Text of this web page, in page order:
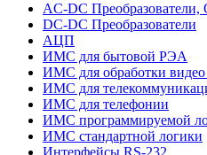
AC-DC
DC-DC Преобразователи
АЦП
ИМС для бытовой РЭА
ИМС для обработки
ИМС для
ИМС для телефонии
ИМС программируемой
ИМС стандартной логики
Интерфейсы RS-232